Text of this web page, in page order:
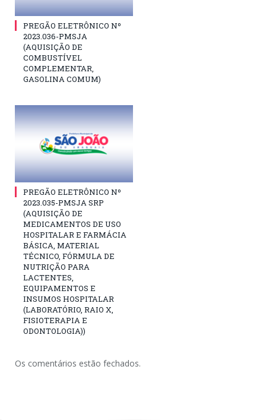
PREGÃO ELETRÔNICO Nº
2023.036-PMSJA
(AQUISIÇÃO DE
COMBUSTÍVEL
COMPLEMENTAR,
GASOLINA COMUM)
PREGÃO ELETRÔNICO Nº
2023.035-PMSJA SRP
(AQUISIÇÃO DE
MEDICAMENTOS DE USO
HOSPITALAR E FARMÁCIA
BÁSICA, MATERIAL
TÉCNICO, FÓRMULA DE
NUTRIÇÃO PARA
LACTENTES,
EQUIPAMENTOS E
INSUMOS HOSPITALAR
(LABORATÓRIO, RAIO X,
FISIOTERAPIA E
ODONTOLOGIA))
Os comentários estão fechados.